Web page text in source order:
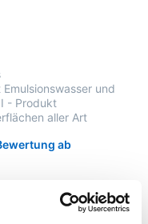
und
- Produkt
aller Art
ab